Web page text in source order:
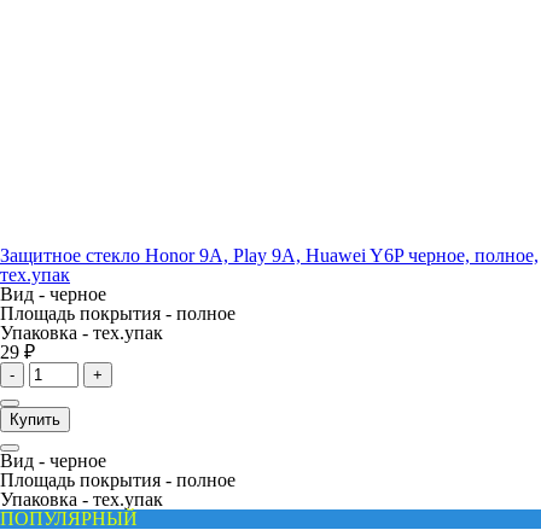
Защитное стекло Honor 9A, Play 9A, Huawei Y6P черное, полное,
тех.упак
Вид - черное
Площадь покрытия - полное
Упаковка - тех.упак
29 ₽
- +
Купить
Вид - черное
Площадь покрытия - полное
Упаковка - тех.упак
ПОПУЛЯРНЫЙ